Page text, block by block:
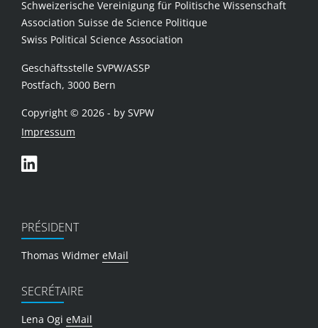
Schweizerische Vereinigung für Politische Wissenschaft
Association Suisse de Science Politique
Swiss Political Science Association
Geschäftsstelle SVPW/ASSP
Postfach, 3000 Bern
Copyright © 2026 - by SVPW
Impressum
PRÉSIDENT
Thomas Widmer eMail
SECRÉTAIRE
Lena Ogi eMail